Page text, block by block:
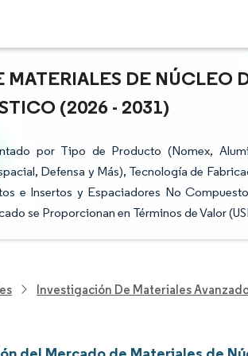
DE NÚCLEO
(2026 - 2031)
por Tipo de Producto (Nomex,
Defensa y Más), Tecnología de
e Insertos y Espaciadores No
se Proporcionan en Términos de Valor
Investigación De Materiales